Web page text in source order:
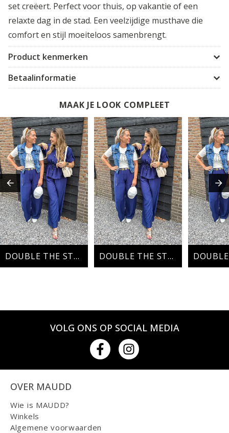
set creëert. Perfect voor thuis, op vakantie of een
relaxte dag in de stad. Een veelzijdige musthave die
comfort en stijl moeiteloos samenbrengt.
Product kenmerken
Betaalinformatie
MAAK JE LOOK COMPLEET
DOUBLE THE STYLE DOUBLE THE STYLE
VOLG ONS OP SOCIAL MEDIA
OVER MAUDD
Wie is MAUDD?
Winkels
Algemene voorwaarden